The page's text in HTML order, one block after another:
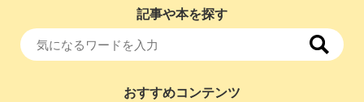
記事や本を探す
おすすめコンテンツ